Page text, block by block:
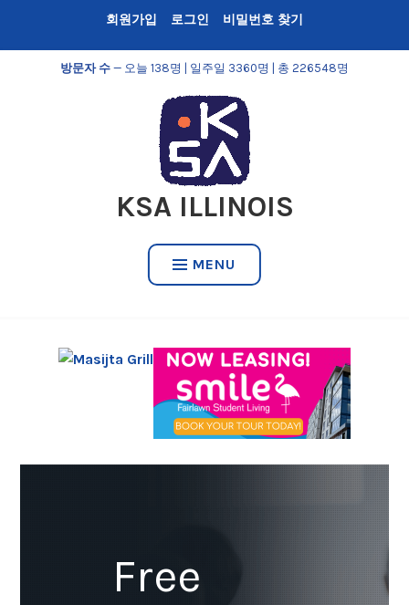
content
회원가입 로그인 비밀번호 찾기
방문자 수 — 오늘 138명 | 일주일 3360명 | 총 226548명
KSA ILLINOIS
MENU
Free